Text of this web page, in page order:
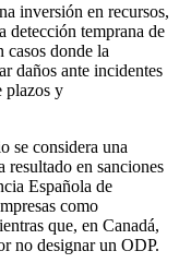
inversión en recursos,
detección temprana de
casos donde la
daños ante incidentes
plazos y
se considera una
en sanciones
Española de
como
que, en Canadá,
no designar un ODP.